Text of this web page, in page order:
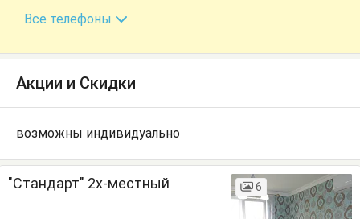
+7 (940) 993-38-67
Все телефоны
Акции и Скидки
возможны индивидуально
"Стандарт" 2х-местный 6